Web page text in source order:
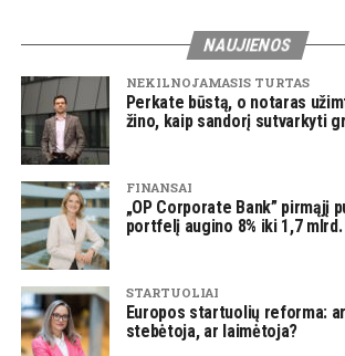
NAUJIENOS
NEKILNOJAMASIS TURTAS
Perkate būstą, o notaras
žino, kaip sandorį sutvarkyti
FINANSAI
„OP Corporate Bank” pirmąjį
portfelį augino 8% iki 1,7 mlrd.
STARTUOLIAI
Europos startuolių reforma:
stebėtoja, ar laimėtoja?